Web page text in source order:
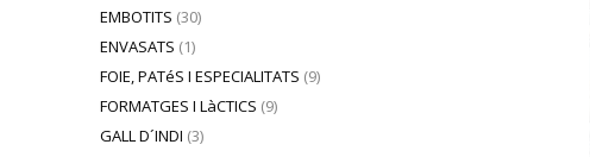
EMBOTITS (30)
ENVASATS (1)
FOIE, PATéS I ESPECIALITATS (9)
FORMATGES I LàCTICS (9)
GALL D´INDI (3)